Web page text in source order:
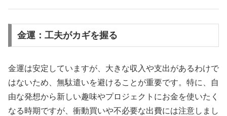
金運：工夫がカギを握る
金運は安定していますが、大きな収入や支出があるわけで
はないため、無駄遣いを避けることが重要です。特に、自
由な発想から新しい趣味やプロジェクトにお金を使いたく
なる時期ですが、衝動買いや不必要な出費には注意しまし